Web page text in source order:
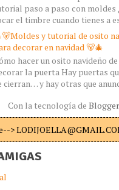
paso a paso con moldes
el timbre cuando tienes a
y tutorial de osito
decorar en navidad 🐻🎄
hacer un osito navideño
la puerta Hay puertas
cierran… y hay otras que
Con la tecnología de Blogger
>